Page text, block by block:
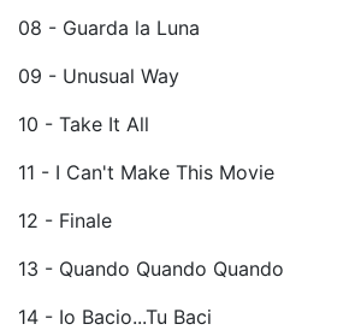
08 - Guarda la Luna
09 - Unusual Way
10 - Take It All
11 - I Can't Make This Movie
12 - Finale
13 - Quando Quando Quando
14 - Io Bacio...Tu Baci